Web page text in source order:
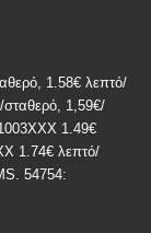
1.58€ λεπτό/
1,59€/
1.49€
1.74€ λεπτό/
54754: